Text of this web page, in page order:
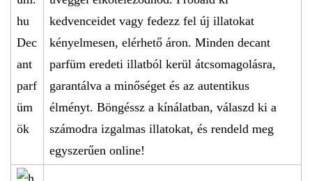
kedvenceidet vagy fedezz fel új illatokat
kényelmesen, elérhető áron. Minden decant
parfüm eredeti illatból kerül átcsomagolásra,
garantálva a minőséget és az autentikus
élményt. Böngéssz a kínálatban, válaszd ki a
számodra izgalmas illatokat, és rendeld meg
egyszerűen online!